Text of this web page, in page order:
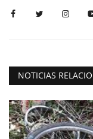
NOTICIAS